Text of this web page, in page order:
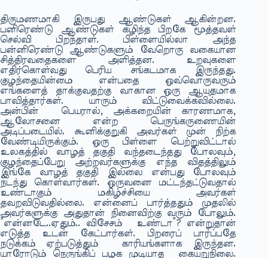
திருமணமாகி இருபது ஆண்டுகள் ஆகின்றன.
பனிரெண்டு ஆண்டுகள் கழிந்த பிறகே மூத்தவள்
செல்வி பிறந்தாள். பிள்ளையில்லா அந்த
பன்னிரெண்டு ஆண்டுகளும் வேறொரு வகையான
சித்திரவதைகளை அளித்தன. உறவுகளை
எதிர்கொள்வது பெரிய சங்கடமாக இருந்தது.
குழந்தையின்மை என்பதை ஒவ்வொருவரும்
எங்களைத் தாக்குவதற்கு வாகான ஒரு ஆயுதமாக
பாவித்தார்கள். யாரும் விட்டுவைக்கவில்லை.
அன்பின் பெயரால், அக்கறையின் காரணமாக,
ஆலோசனை என்ற பெருங்கருணையின்
அடிப்படையில். கூனிக்குறுகி அவர்கள் முன் நிற்க
வேண்டியிருக்கும். ஒரு பிள்ளை பெற்றுவிட்டால்
உலகத்தில் வாழத் தகுதி வந்தடைந்தது போலவும்,
குழந்தைப்பேறு அற்றவர்களுக்கு எந்த விதத்திலும்
இங்கே வாழத் தகுதி இல்லை என்பது போலவும்
நடந்து கொள்வார்கள். ஒருவனை மட்டந்தட்டுவதால்
உண்டாகும் மகிழ்ச்சியை அவர்கள்
தவறவிடுவதில்லை. என்னைப் பார்த்ததும் முதலில்
அவர்களுக்கு அதுதான் நினைவிற்கு வரும் போலும்.
”என்னடே..ஏதும்.. விசேசம் உண்டா”? என்றுதான்
எடுத்த உடன் கேட்பார்கள். பிறரைப் பார்ப்பதே
நடுக்கம் ஏற்படுத்தும் காரியங்களாக இருந்தன.
யாரோடும் நெருங்கிப் பழக முடியாத கையறுநிலை.